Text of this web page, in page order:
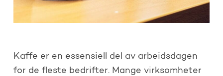
Kaffe er en essensiell del av arbeidsdagen
for de fleste bedrifter. Mange virksomheter